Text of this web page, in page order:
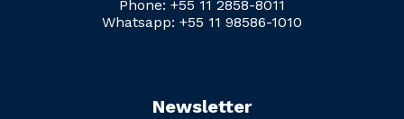
Phone: +55 11 2858-8011
Whatsapp: +55 11 98586-1010
Newsletter